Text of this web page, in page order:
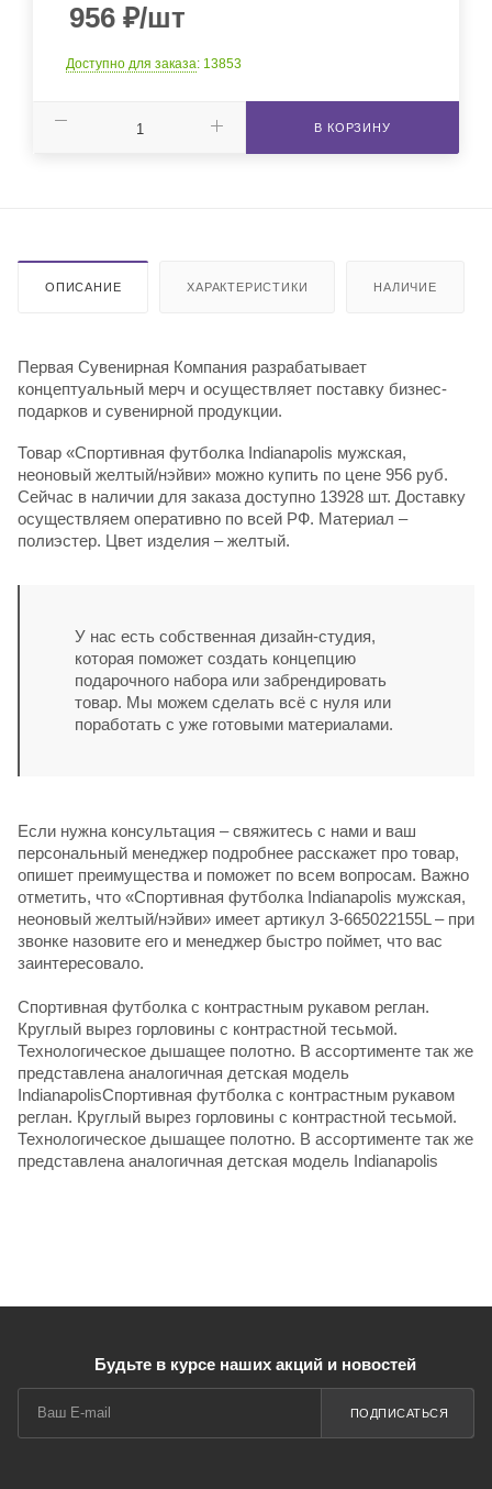
956 ₽/шт
Доступно для заказа: 13853
В КОРЗИНУ
ОПИСАНИЕ ХАРАКТЕРИСТИКИ НАЛИЧИЕ
Первая Сувенирная Компания разрабатывает
концептуальный мерч и осуществляет поставку бизнес-
подарков и сувенирной продукции.
Товар «Спортивная футболка Indianapolis мужская,
неоновый желтый/нэйви» можно купить по цене 956 руб.
Сейчас в наличии для заказа доступно 13928 шт. Доставку
осуществляем оперативно по всей РФ. Материал –
полиэстер. Цвет изделия – желтый.
У нас есть собственная дизайн-студия,
которая поможет создать концепцию
подарочного набора или забрендировать
товар. Мы можем сделать всё с нуля или
поработать с уже готовыми материалами.
Если нужна консультация – свяжитесь с нами и ваш
персональный менеджер подробнее расскажет про товар,
опишет преимущества и поможет по всем вопросам. Важно
отметить, что «Спортивная футболка Indianapolis мужская,
неоновый желтый/нэйви» имеет артикул 3-665022155L – при
звонке назовите его и менеджер быстро поймет, что вас
заинтересовало.
Спортивная футболка с контрастным рукавом реглан.
Круглый вырез горловины с контрастной тесьмой.
Технологическое дышащее полотно. В ассортименте так же
представлена аналогичная детская модель
IndianapolisСпортивная футболка с контрастным рукавом
реглан. Круглый вырез горловины с контрастной тесьмой.
Технологическое дышащее полотно. В ассортименте так же
представлена аналогичная детская модель Indianapolis
Будьте в курсе наших акций и новостей
ПОДПИСАТЬСЯ